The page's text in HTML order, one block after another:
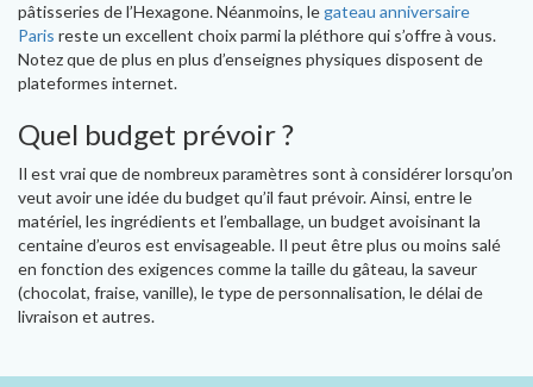
pâtisseries de l’Hexagone. Néanmoins, le gateau anniversaire
Paris reste un excellent choix parmi la pléthore qui s’offre à vous.
Notez que de plus en plus d’enseignes physiques disposent de
plateformes internet.
Quel budget prévoir ?
Il est vrai que de nombreux paramètres sont à considérer lorsqu’on
veut avoir une idée du budget qu’il faut prévoir. Ainsi, entre le
matériel, les ingrédients et l’emballage, un budget avoisinant la
centaine d’euros est envisageable. Il peut être plus ou moins salé
en fonction des exigences comme la taille du gâteau, la saveur
(chocolat, fraise, vanille), le type de personnalisation, le délai de
livraison et autres.